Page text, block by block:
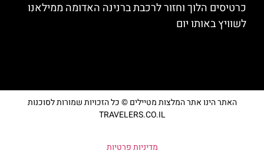
כרטיסים הלוך וחזור לרכבת ברנינה האדומה ממילאנו
לשוויץ באותו יום
האתר הינו אתר המלצות מטיילים © כל הזכויות שמורות לסוכנות
TRAVELERS.CO.IL
מדיניות פרטיות